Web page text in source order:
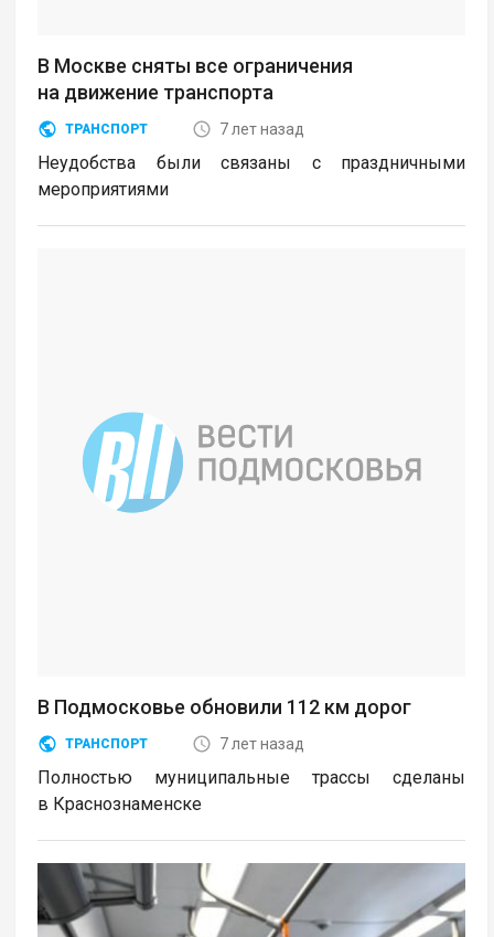
В Москве сняты все ограничения
на движение транспорта
ТРАНСПОРТ 7 лет назад
Неудобства были связаны с праздничными
мероприятиями
В Подмосковье обновили 112 км дорог
ТРАНСПОРТ 7 лет назад
Полностью муниципальные трассы сделаны
в Краснознаменске